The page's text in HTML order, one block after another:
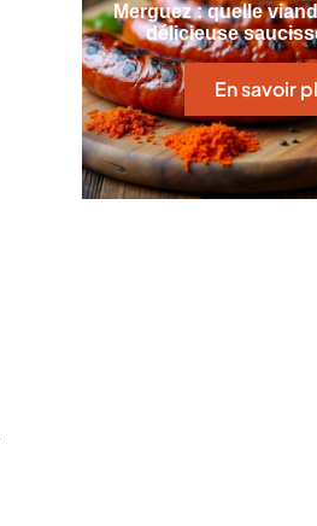
Merguez : quelle
délicieuse
En savoir